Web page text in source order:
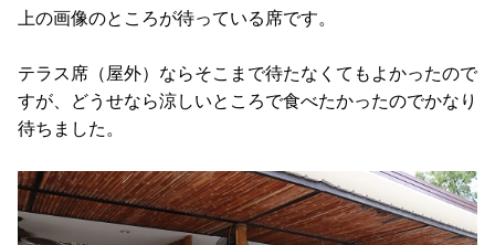
上の画像のところが待っている席です。
テラス席（屋外）ならそこまで待たなくてもよかったので
すが、どうせなら涼しいところで食べたかったのでかなり
待ちました。